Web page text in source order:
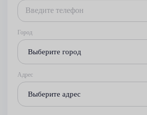
Город
Выберите город
Адрес
Выберите адрес